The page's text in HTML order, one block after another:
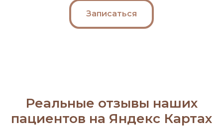
Записаться
Реальные отзывы наших
пациентов на Яндекс Картах